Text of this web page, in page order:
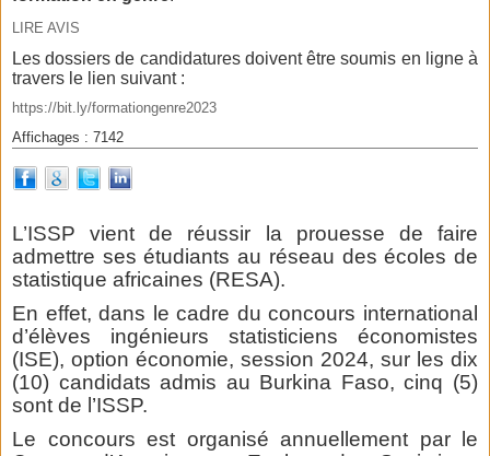
LIRE AVIS
Les dossiers de candidatures doivent être soumis en ligne à
travers le lien suivant :
https://bit.ly/formationgenre2023
Affichages : 7142
L’ISSP vient de réussir la prouesse de faire
admettre ses étudiants au réseau des écoles de
statistique africaines (RESA).
En effet, dans le cadre du concours international
d’élèves ingénieurs statisticiens économistes
(ISE), option économie, session 2024, sur les dix
(10) candidats admis au Burkina Faso, cinq (5)
sont de l’ISSP.
Le concours est organisé annuellement par le